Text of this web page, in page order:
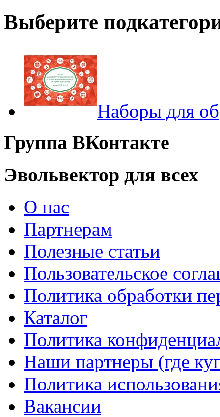
Выберите
Наборы для
Группа ВКонтакте
Эвольвектор для всех
О нас
Партнерам
Полезные статьи
Пользовательское
Политика обработки
Каталог
Политика
Наши партнеры (где
Политика
Вакансии